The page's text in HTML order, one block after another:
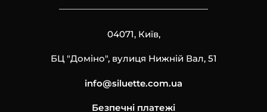
04071, Київ,
БЦ "Доміно", вулиця Нижній Вал, 51
info@siluette.com.ua
Безпечні платежі